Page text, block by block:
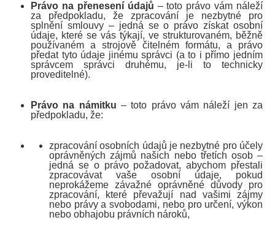
Právo na přenesení údajů – toto právo vám náleží
za předpokladu, že zpracování je nezbytné pro
splnění smlouvy – jedná se o právo získat osobní
údaje, které se vás týkají, ve strukturovaném, běžně
používaném a strojově čitelném formátu, a právo
předat tyto údaje jinému správci (a to i přímo jedním
správcem správci druhému, je-li to technicky
proveditelné).
Právo na námitku – toto právo vám náleží jen za
předpokladu, že:
zpracování osobních údajů je nezbytné pro účely
oprávněných zájmů našich nebo třetích osob –
jedná se o právo požadovat, abychom přestali
zpracovávat vaše osobní údaje, pokud
neprokážeme závažné oprávněné důvody pro
zpracování, které převažují nad vašimi zájmy
nebo právy a svobodami, nebo pro určení, výkon
nebo obhajobu právních nároků,